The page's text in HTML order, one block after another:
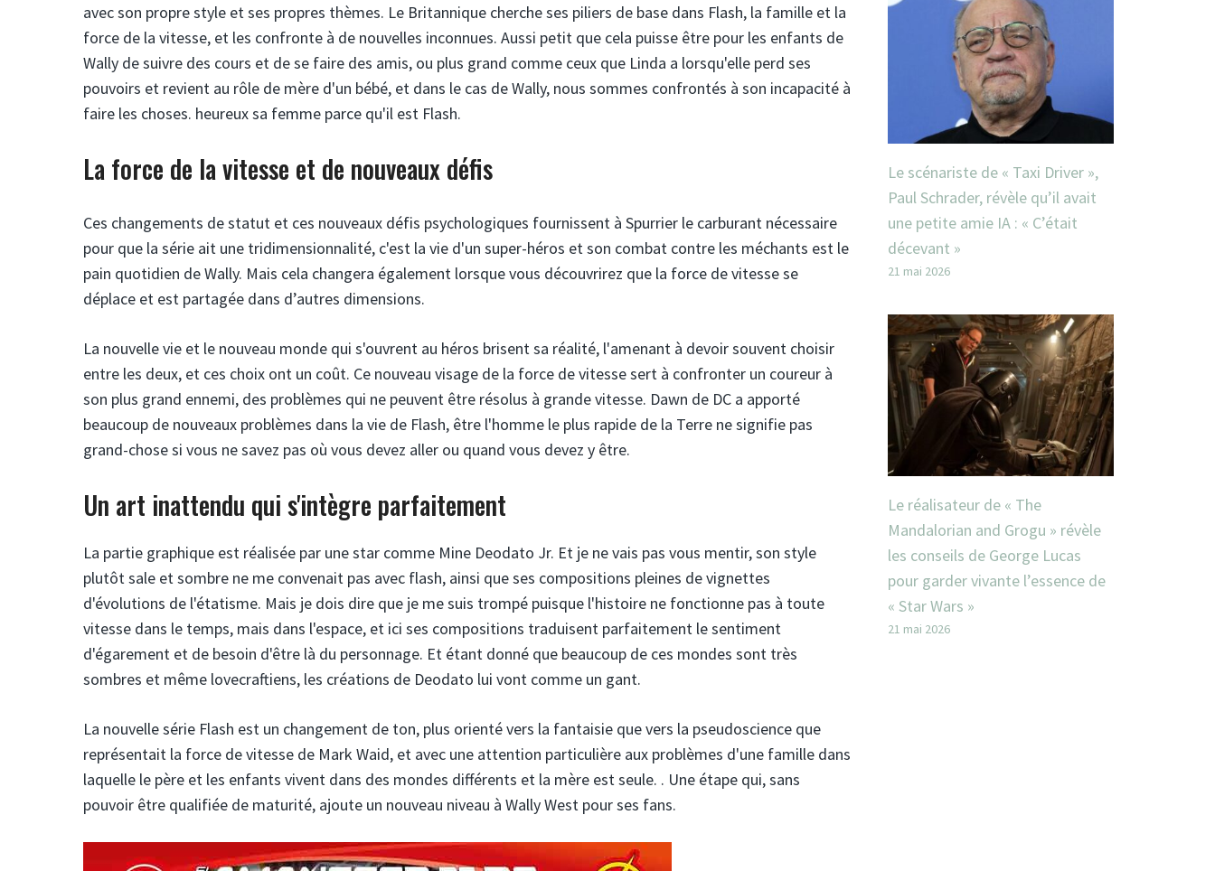
avec son propre style et ses propres thèmes. Le Britannique cherche ses piliers de base dans Flash, la famille et la
force de la vitesse, et les confronte à de nouvelles inconnues. Aussi petit que cela puisse être pour les enfants de
Wally de suivre des cours et de se faire des amis, ou plus grand comme ceux que Linda a lorsqu'elle perd ses
pouvoirs et revient au rôle de mère d'un bébé, et dans le cas de Wally, nous sommes confrontés à son incapacité à
faire les choses. heureux sa femme parce qu'il est Flash.
La force de la vitesse et de nouveaux défis
Ces changements de statut et ces nouveaux défis psychologiques fournissent à Spurrier le carburant nécessaire
pour que la série ait une tridimensionnalité, c'est la vie d'un super-héros et son combat contre les méchants est le
pain quotidien de Wally. Mais cela changera également lorsque vous découvrirez que la force de vitesse se
déplace et est partagée dans d’autres dimensions.
La nouvelle vie et le nouveau monde qui s'ouvrent au héros brisent sa réalité, l'amenant à devoir souvent choisir
entre les deux, et ces choix ont un coût. Ce nouveau visage de la force de vitesse sert à confronter un coureur à
son plus grand ennemi, des problèmes qui ne peuvent être résolus à grande vitesse. Dawn de DC a apporté
beaucoup de nouveaux problèmes dans la vie de Flash, être l'homme le plus rapide de la Terre ne signifie pas
grand-chose si vous ne savez pas où vous devez aller ou quand vous devez y être.
Un art inattendu qui s'intègre parfaitement
La partie graphique est réalisée par une star comme Mine Deodato Jr. Et je ne vais pas vous mentir, son style
plutôt sale et sombre ne me convenait pas avec flash, ainsi que ses compositions pleines de vignettes
d'évolutions de l'étatisme. Mais je dois dire que je me suis trompé puisque l'histoire ne fonctionne pas à toute
vitesse dans le temps, mais dans l'espace, et ici ses compositions traduisent parfaitement le sentiment
d'égarement et de besoin d'être là du personnage. Et étant donné que beaucoup de ces mondes sont très
sombres et même lovecraftiens, les créations de Deodato lui vont comme un gant.
La nouvelle série Flash est un changement de ton, plus orienté vers la fantaisie que vers la pseudoscience que
représentait la force de vitesse de Mark Waid, et avec une attention particulière aux problèmes d'une famille dans
laquelle le père et les enfants vivent dans des mondes différents et la mère est seule. . Une étape qui, sans
pouvoir être qualifiée de maturité, ajoute un nouveau niveau à Wally West pour ses fans.
Le scénariste de « Taxi Driver »,
Paul Schrader, révèle qu’il avait
une petite amie IA : « C’était
décevant »
21 mai 2026
Le réalisateur de « The
Mandalorian and Grogu » révèle
les conseils de George Lucas
pour garder vivante l’essence de
« Star Wars »
21 mai 2026